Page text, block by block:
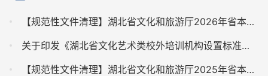
【规范性文件清理】湖北省文化和旅游厅2026年省本级行政规范性文件清理情况的公告
关于印发《湖北省文化艺术类校外培训机构设置标准（暂行）》《湖北省文化艺术类校外培训机构审批流程（暂行）》的通知
【规范性文件清理】湖北省文化和旅游厅2025年省本级行政规范性文件清理情况的公告